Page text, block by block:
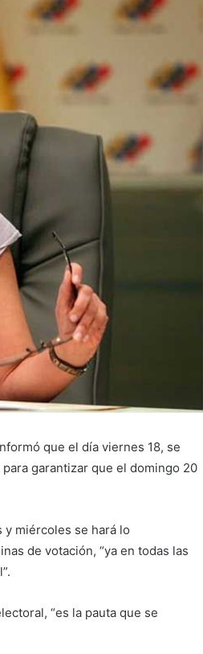
que el día viernes 18, se
garantizar que el domingo 20
miércoles se hará lo
de votación, “ya en todas las
“es la pauta que se